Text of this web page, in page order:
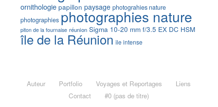
ornithologie papillon paysage photograhies nature
photographies photographies nature
piton de la fournaise réunion Sigma 10-20 mm f/3.5 EX DC HSM
île de la Réunion île intense
Auteur Portfolio Voyages et Reportages
Liens
Contact
#0 (pas de titre)